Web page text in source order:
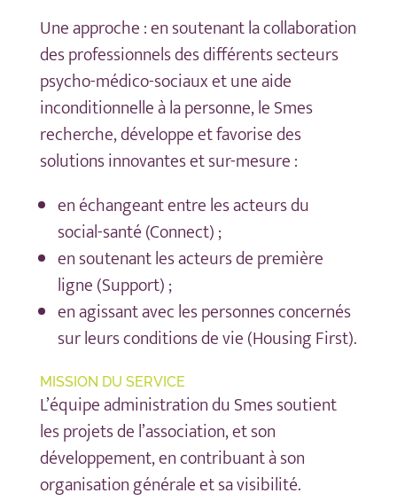
Une approche : en soutenant la collaboration
des professionnels des différents secteurs
psycho-médico-sociaux et une aide
inconditionnelle à la personne, le Smes
recherche, développe et favorise des
solutions innovantes et sur-mesure :
en échangeant entre les acteurs du
social-santé (Connect) ;
en soutenant les acteurs de première
ligne (Support) ;
en agissant avec les personnes concernés
sur leurs conditions de vie (Housing First).
MISSION DU SERVICE
L’équipe administration du Smes soutient
les projets de l’association, et son
développement, en contribuant à son
organisation générale et sa visibilité.